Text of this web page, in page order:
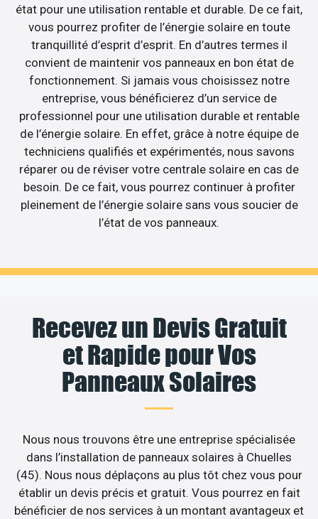
état pour une utilisation rentable et durable. De ce fait,
vous pourrez profiter de l’énergie solaire en toute
tranquillité d’esprit d’esprit. En d’autres termes il
convient de maintenir vos panneaux en bon état de
fonctionnement. Si jamais vous choisissez notre
entreprise, vous bénéficierez d’un service de
professionnel pour une utilisation durable et rentable
de l’énergie solaire. En effet, grâce à notre équipe de
techniciens qualifiés et expérimentés, nous savons
réparer ou de réviser votre centrale solaire en cas de
besoin. De ce fait, vous pourrez continuer à profiter
pleinement de l’énergie solaire sans vous soucier de
l’état de vos panneaux.
Recevez un Devis Gratuit
et Rapide pour Vos
Panneaux Solaires
Nous nous trouvons être une entreprise spécialisée
dans l’installation de panneaux solaires à Chuelles
(45). Nous nous déplaçons au plus tôt chez vous pour
établir un devis précis et gratuit. Vous pourrez en fait
bénéficier de nos services à un montant avantageux et